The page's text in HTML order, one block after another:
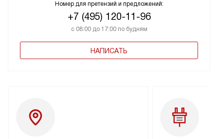
Номер для претензий и предложений:
+7 (495) 120-11-96
с 08:00 до 17:00 по будням
НАПИСАТЬ